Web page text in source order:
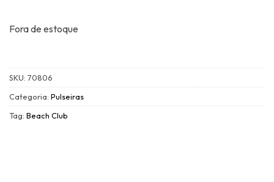
Fora de estoque
SKU: 70806
Categoria: Pulseiras
Tag: Beach Club